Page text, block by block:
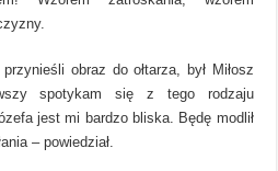
obraz do ołtarza, był Miłosz
spotykam się z tego rodzaju
jest mi bardzo bliska. Będę modlił
– powiedział.